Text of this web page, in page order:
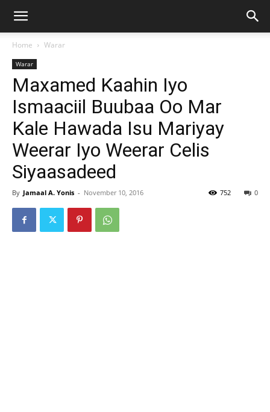
Home Warar
Warar
Maxamed Kaahin Iyo
Ismaaciil Buubaa Oo Mar
Kale Hawada Isu Mariyay
Weerar Iyo Weerar Celis
Siyaasadeed
By Jamaal A. Yonis - November 10, 2016 0
752